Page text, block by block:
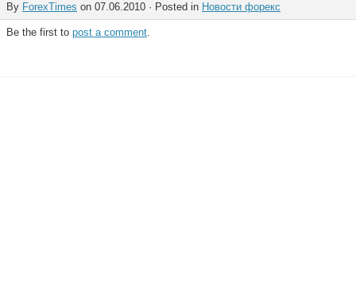
By ForexTimes on 07.06.2010 · Posted in Новости форекс
Be the first to post a comment.